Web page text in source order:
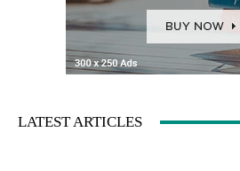
LATEST ARTICLES